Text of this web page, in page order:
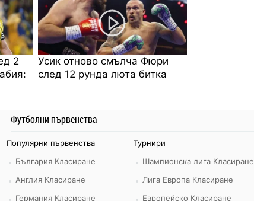
2
Усик отново смълча Фюри
след 12 рунда люта битка
Футболни първенства
Популярни първенства
България Класиране
Англия Класиране
Германия Класиране
Турнири
Шампионска лига Класиране
Лига Европа Класиране
Европейско Класиране